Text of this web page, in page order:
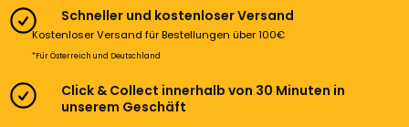
Schneller und kostenloser Versand
Kostenloser Versand für Bestellungen über 100€
*Für Österreich und Deutschland
Click & Collect innerhalb von 30 Minuten in
unserem Geschäft